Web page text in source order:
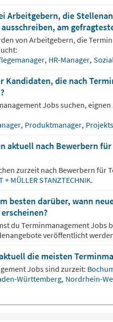
Arbeitgebern, die
am
von Arbeitgebern, die
, HR-Manager,
Kandidaten, die nach
Jobs suchen,
, Produktmanager,
aktuell nach Bewerbern
zurzeit nach Bewerbern für
+ MÜLLER STANZTECHNIK.
besten darüber, wann
du TerminmanagementJobs
veröffentlicht
die meisten
Jobs sind zurzeit:
Württemberg, Nordrhein-